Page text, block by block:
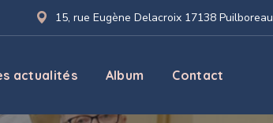
15, rue Eugène Delacroix 17138 Puilboreau
actualités Album Contact